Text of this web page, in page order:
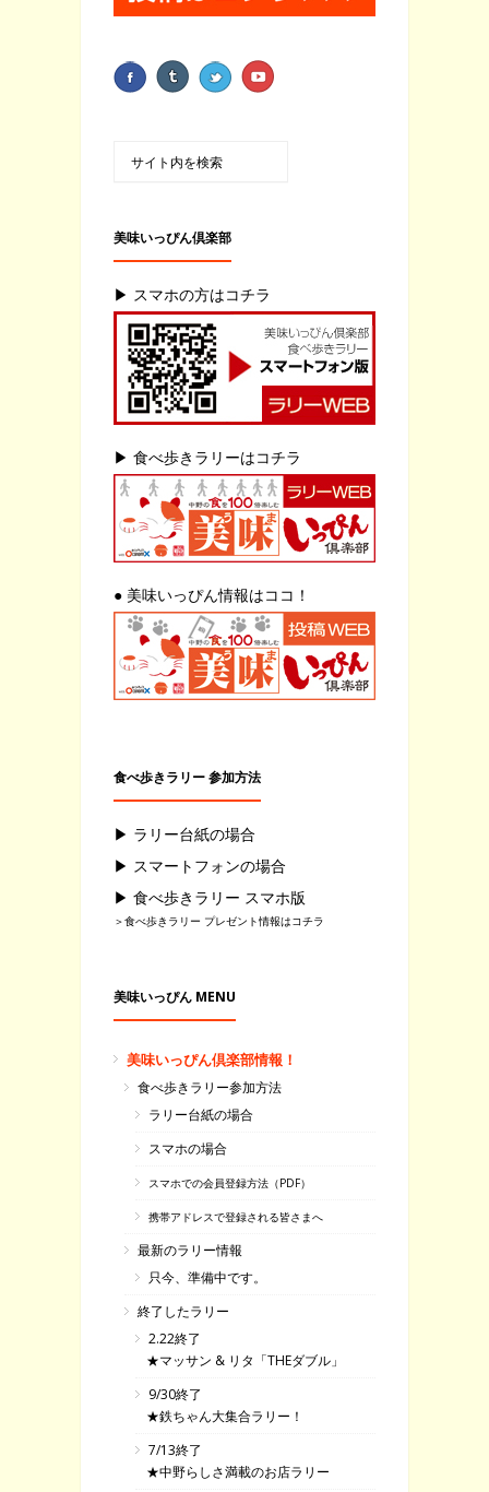
美味いっぴん倶楽部
▶ スマホの方はコチラ
▶ 食べ歩きラリーはコチラ
● 美味いっぴん情報はココ！
食べ歩きラリー 参加方法
▶ ラリー台紙の場合
▶ スマートフォンの場合
▶ 食べ歩きラリー スマホ版
＞食べ歩きラリー プレゼント情報はコチラ
美味いっぴん MENU
美味いっぴん倶楽部情報！
食べ歩きラリー参加方法
ラリー台紙の場合
スマホの場合
スマホでの会員登録方法（PDF）
携帯アドレスで登録される皆さまへ
最新のラリー情報
只今、準備中です。
終了したラリー
2.22終了
★マッサン & リタ「THEダブル」
9/30終了
★鉄ちゃん大集合ラリー！
7/13終了
★中野らしさ満載のお店ラリー